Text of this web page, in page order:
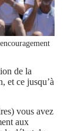
de la
et ce jusqu’à
vous avez
aux